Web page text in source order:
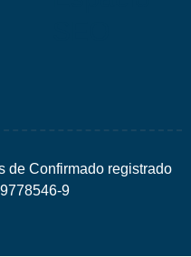
de Confirmado registrado
9